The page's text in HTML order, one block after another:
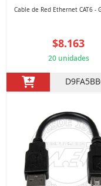
Cable de Red Ethernet CAT6 -
$8.163
20 unidades